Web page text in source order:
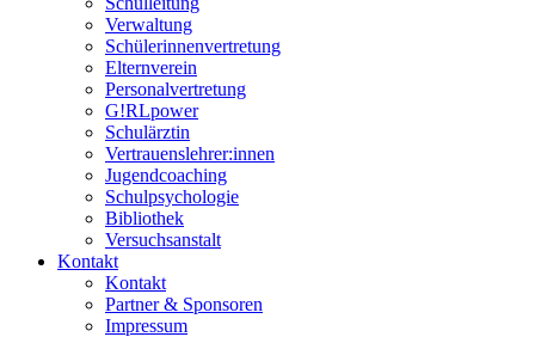
Verwaltung
Schülerinnenvertretung
Elternverein
Personalvertretung
G!RLpower
Schulärztin
Vertrauenslehrer:innen
Jugendcoaching
Schulpsychologie
Bibliothek
Versuchsanstalt
Kontakt
Kontakt
Partner & Sponsoren
Impressum